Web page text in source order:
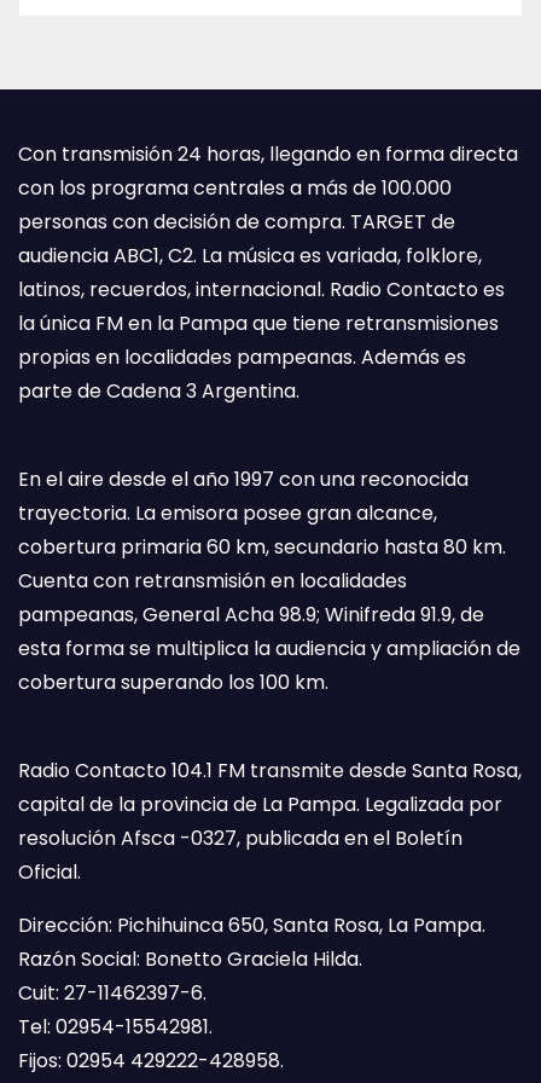
Con transmisión 24 horas, llegando en forma directa
con los programa centrales a más de 100.000
personas con decisión de compra. TARGET de
audiencia ABC1, C2. La música es variada, folklore,
latinos, recuerdos, internacional. Radio Contacto es
la única FM en la Pampa que tiene retransmisiones
propias en localidades pampeanas. Además es
parte de Cadena 3 Argentina.
En el aire desde el año 1997 con una reconocida
trayectoria. La emisora posee gran alcance,
cobertura primaria 60 km, secundario hasta 80 km.
Cuenta con retransmisión en localidades
pampeanas, General Acha 98.9; Winifreda 91.9, de
esta forma se multiplica la audiencia y ampliación de
cobertura superando los 100 km.
Radio Contacto 104.1 FM transmite desde Santa Rosa,
capital de la provincia de La Pampa. Legalizada por
resolución Afsca -0327, publicada en el Boletín
Oficial.
Dirección: Pichihuinca 650, Santa Rosa, La Pampa.
Razón Social: Bonetto Graciela Hilda.
Cuit: 27-11462397-6.
Tel: 02954-15542981.
Fijos: 02954 429222-428958.